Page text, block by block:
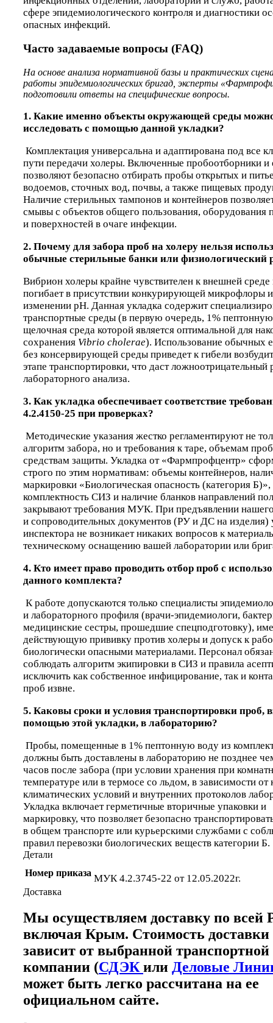
сфере эпидемиологического контроля и диагностики
опасных инфекций.
Часто задаваемые вопросы (FAQ)
На основе анализа нормативной базы и практических
работы эпидемиологических бригад, эксперты
подготовили ответы на специфические вопросы.
1. Какие именно объекты окружающей среды
исследовать с помощью данной укладки?
Комплектация универсальна и адаптирована под все
пути передачи холеры. Включенные пробоотборники и
позволяют безопасно отбирать пробы открытых и
водоемов, сточных вод, почвы, а также пищевых
Наличие стерильных тампонов и контейнеров
смывы с объектов общего пользования, оборудования
и поверхностей в очаге инфекции.
2. Почему для забора проб на холеру нельзя
обычные стерильные банки или физиологический
Вибрион холеры крайне чувствителен к внешней
погибает в присутствии конкурирующей микрофлоры
изменении pH. Данная укладка содержит
транспортные среды (в первую очередь, 1%
щелочная среда которой является оптимальной для
сохранения Vibrio cholerae). Использование обычных
без консервирующей среды приведет к гибели
этапе транспортировки, что даст ложноотрицательный
лабораторного анализа.
3. Как укладка обеспечивает соответствие
4.2.4150-25 при проверках?
Методические указания жестко регламентируют не
алгоритм забора, но и требования к таре, объемам
средствам защиты. Укладка от «Фармпрофцентр»
строго по этим нормативам: объемы контейнеров,
маркировки «Биологическая опасность (категория Б)»,
комплектность СИЗ и наличие бланков направлений
закрывают требования МУК. При предъявлении
и сопроводительных документов (РУ и ДС на изделия)
инспектора не возникает никаких вопросов к
техническому оснащению вашей лаборатории или
4. Кто имеет право проводить отбор проб с
данного комплекта?
К работе допускаются только специалисты
и лабораторного профиля (врачи-эпидемиологи,
медицинские сестры, прошедшие спецподготовку),
действующую прививку против холеры и допуск к
биологически опасными материалами. Персонал
соблюдать алгоритм экипировки в СИЗ и правила
исключить как собственное инфицирование, так и
проб извне.
5. Каковы сроки и условия транспортировки проб,
помощью этой укладки, в лабораторию?
Пробы, помещенные в 1% пептонную воду из
должны быть доставлены в лабораторию не позднее
часов после забора (при условии хранения при
температуре или в термосе со льдом, в зависимости от
климатических условий и внутренних протоколов
Укладка включает герметичные вторичные упаковки и
маркировку, что позволяет безопасно
в общем транспорте или курьерскими службами с
правил перевозки биологических веществ категории Б.
Детали
Номер приказа МУК 4.2.3745-22 от 12.05.2022г.
Доставка
Мы осуществляем доставку по всей
включая Крым. Стоимость доставки
зависит от выбранной транспортной
компании (СДЭК или Деловые
может быть легко рассчитана на ее
официальном сайте.